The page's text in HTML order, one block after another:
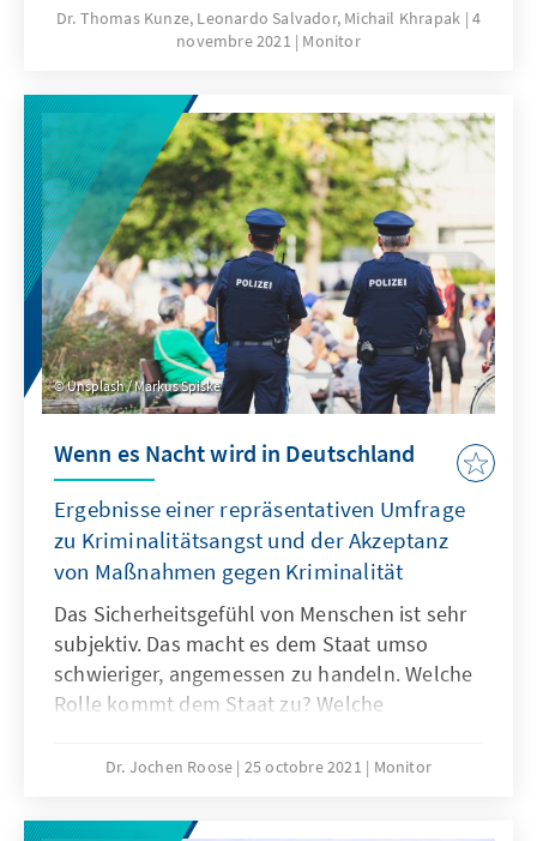
Rahmen seiner Entwicklungspolitik einen
Fokus auf nahestehende Staaten im
Interessen wichtige Staaten im Rest der Welt
legt.
Dr. Thomas Kunze, Leonardo Salvador, Michail Khrapak 4
novembre 2021
Monitor
Unsplash / Markus Spiske
Wenn es Nacht wird in Deutschland
Ergebnisse einer repräsentativen Umfrage
zu Kriminalitätsangst und der Akzeptanz
von Maßnahmen gegen Kriminalität
Das Sicherheitsgefühl von Menschen ist sehr
subjektiv. Das macht es dem Staat umso
schwieriger, angemessen zu handeln. Welche
Rolle kommt dem Staat zu? Welche
repräsentativen Bevölkerungsbefragung ist
nachgegangen. Der Schwerpunkt liegt dabei
Dr. Jochen Roose 25 octobre 2021 Monitor